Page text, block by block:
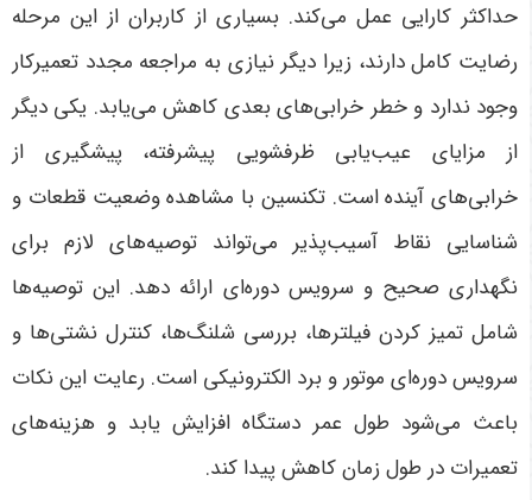
حداکثر کارایی عمل می‌کند. بسیاری از کاربران از این مرحله
رضایت کامل دارند، زیرا دیگر نیازی به مراجعه مجدد تعمیرکار
وجود ندارد و خطر خرابی‌های بعدی کاهش می‌یابد. یکی دیگر
از مزایای عیب‌یابی ظرفشویی پیشرفته، پیشگیری از
خرابی‌های آینده است. تکنسین با مشاهده وضعیت قطعات و
شناسایی نقاط آسیب‌پذیر می‌تواند توصیه‌های لازم برای
نگهداری صحیح و سرویس دوره‌ای ارائه دهد. این توصیه‌ها
شامل تمیز کردن فیلترها، بررسی شلنگ‌ها، کنترل نشتی‌ها و
سرویس دوره‌ای موتور و برد الکترونیکی است. رعایت این نکات
باعث می‌شود طول عمر دستگاه افزایش یابد و هزینه‌های
تعمیرات در طول زمان کاهش پیدا کند.